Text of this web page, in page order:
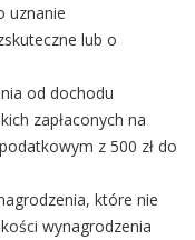
uznanie
lub o
od dochodu
zapłaconych na
z 500 zł do
które nie
wynagrodzenia